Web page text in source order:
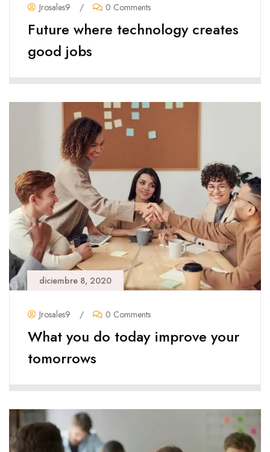
Jrosales9 / 0 Comments
Future where technology creates
good jobs
diciembre 8, 2020
Jrosales9 / 0 Comments
What you do today improve your
tomorrows